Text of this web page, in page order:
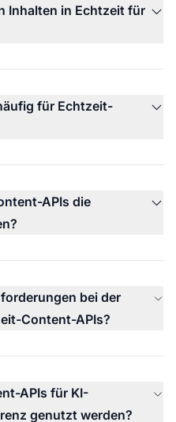
Inhalten in Echtzeit für
für Echtzeit-
APIs die
bei der
Content-APIs?
APIs für KI-
genutzt werden?